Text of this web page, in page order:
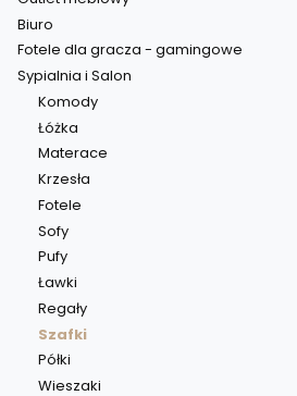
Biuro
Fotele dla gracza - gamingowe
Sypialnia i Salon
Komody
Łóżka
Materace
Krzesła
Fotele
Sofy
Pufy
Ławki
Regały
Szafki
Półki
Wieszaki